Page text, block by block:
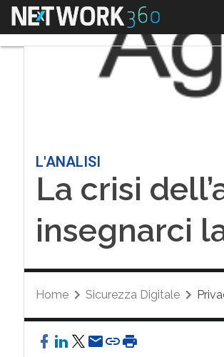
Menu
L'ANALISI
La crisi
insegnarci
Home Sicurezza Digitale